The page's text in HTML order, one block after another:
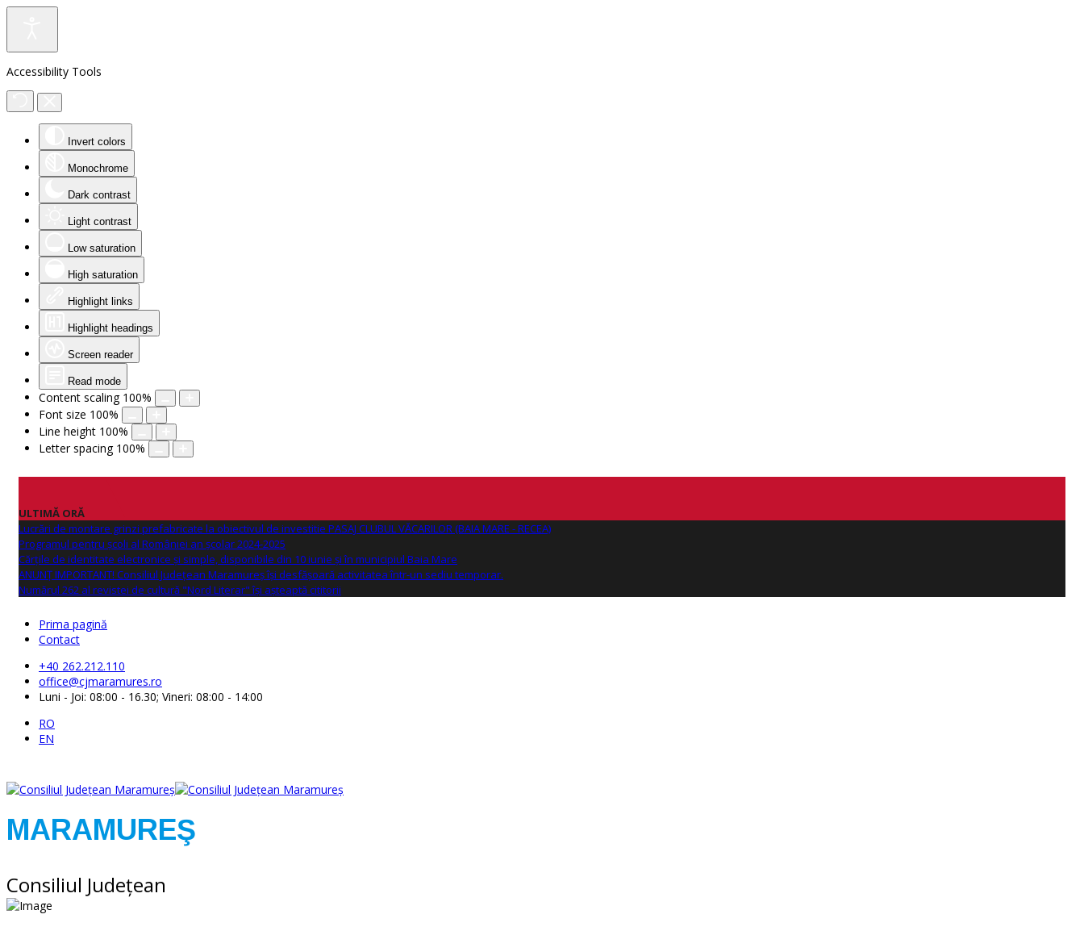
Accessibility Tools
Invert colors
Monochrome
Dark contrast
Light contrast
Low saturation
High saturation
Highlight links
Highlight headings
Screen reader
Read mode
Content scaling 100%
Font size 100%
Line height 100%
Letter spacing 100%
ULTIMĂ ORĂ
Lucrări de montare grinzi prefabricate la obiectivul de investitie PASAJ CLUBUL VĂCARILOR (BAIA MARE - RECEA)
Programul pentru școli al României an școlar 2024-2025
Cărțile de identitate electronice și simple, disponibile din 10 iunie și în municipiul Baia Mare
ANUNŢ IMPORTANT! Consiliul Județean Maramureș își desfășoară activitatea într-un sediu temporar.
Numărul 262 al revistei de cultură "Nord Literar" își așteaptă cititorii
Prima pagină
Contact
+40 262.212.110
office@cjmaramures.ro
Luni - Joi: 08:00 - 16.30; Vineri: 08:00 - 14:00
RO
EN
MARAMUREŞ
Consiliul Judeţean